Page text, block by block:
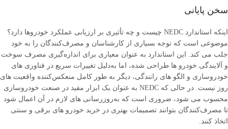
سخن پایانی
اینکه استاندارد NEDC چیست و چه تأثیری بر ارزیابی عملکرد خودروها دارد؟
موضوعی است که توجه بسیاری از کارشناسان و مصرف‌کنندگان را به خود
جلب می کند. این استاندارد به ‌عنوان معیاری برای اندازه‌گیری مصرف سوخت
و آلایندگی خودرو ها طراحی شده، اما به‌دلیل تغییرات سریع در فناوری‌ های
خودروسازی و الگو های رانندگی، دیگر به ‌طور کامل منعکس‌کننده واقعیت ‌های
روز نیست. در حالی که NEDC به ‌عنوان یک ابزار مفید در صنعت خودروسازی
محسوب می ‌شود، ضروری است که به‌روزرسانی ‌های لازم در آن اعمال شود
تا مصرف‌کنندگان بتوانند تصمیمات بهتری در خرید خودرو های برقی و سنتی
اتخاذ کنند.